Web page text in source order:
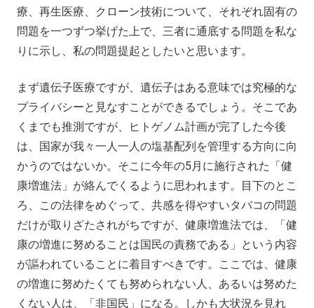
療、再生医療、クローン技術について、それぞれ固有の
問題を一つずつ挙げた上で、三者に通底する問題を私な
りに示し、私の問題提起としたいと思います。
まず遺伝子医療ですが、遺伝子はある意味では究極的な
プライバシーと見なすことができるでしょう。そこであ
くまでも推測ですが、ヒトゲノム計画が完了した今後
は、国家が我々一人一人の塩基配列を管理する方向に向
かうのではないか。そこに今年の5月に施行された「健
康増進法」が絡んでくるように思われます。目下のとこ
ろ、この法律をめぐって、共感を得やすいタバコの問題
だけが取りざたされがちですが、健康増進法では、「健
康の増進に努めることは国民の責務である」という内容
が謳われていることに着目すべきです。ここでは、健康
の増進に努めたくても努められない人、あるいは努めた
くない人は、「非国民」になる。しかも大状況を見れ